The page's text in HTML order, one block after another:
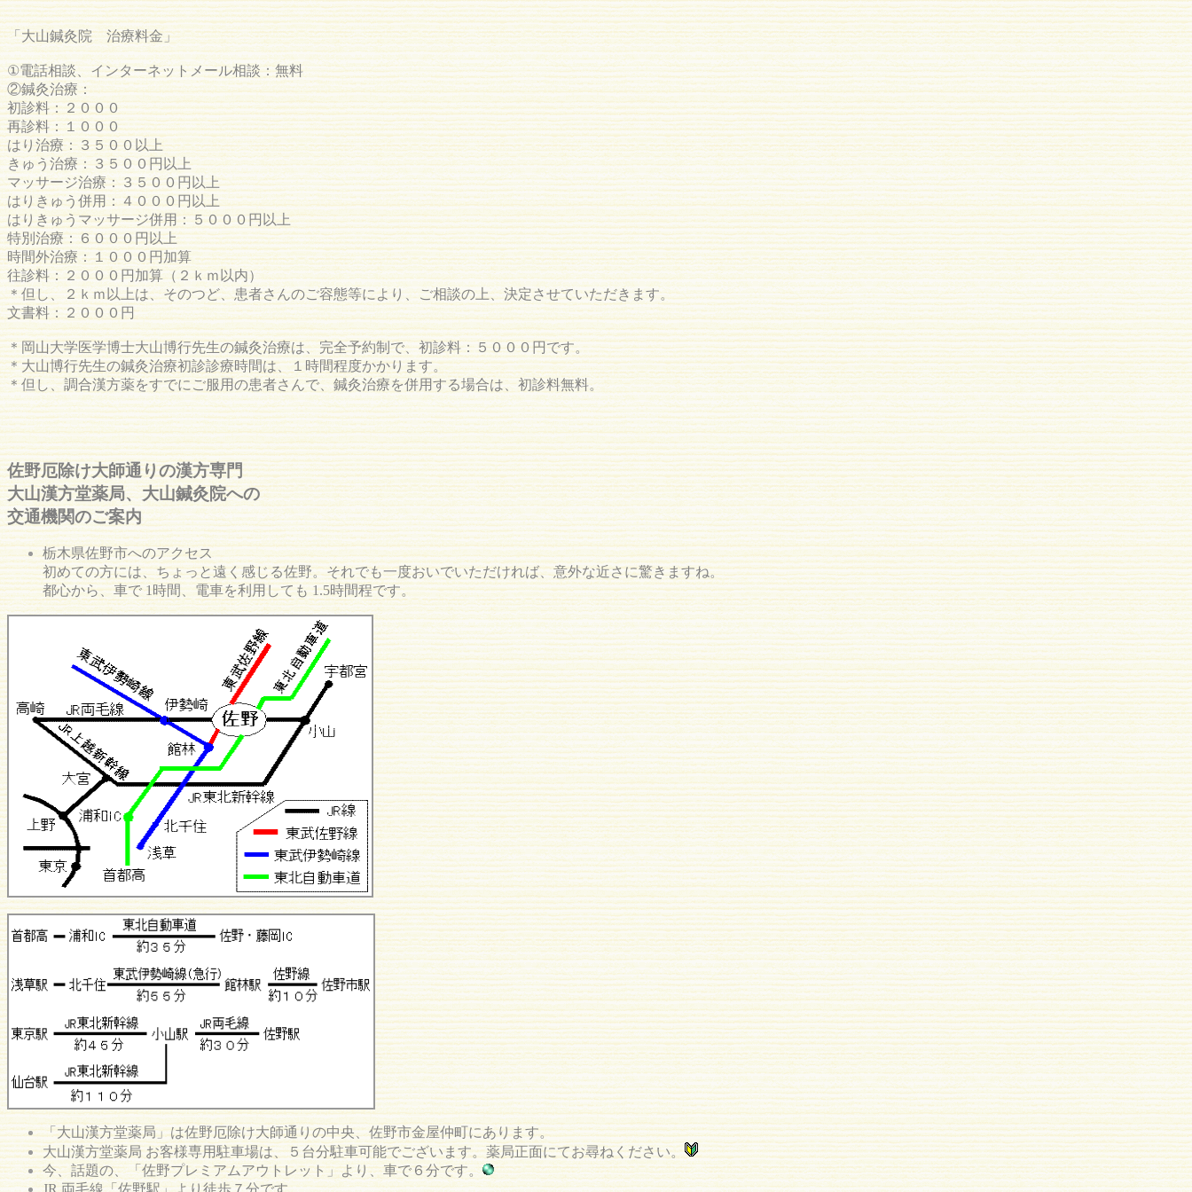
「大山鍼灸院 治療料金」
①電話相談、インターネットメール相談：無料
②鍼灸治療：
初診料：２０００
再診料：１０００
はり治療：３５００以上
きゅう治療：３５００円以上
マッサージ治療：３５００円以上
はりきゅう併用：４０００円以上
はりきゅうマッサージ併用：５０００円以上
特別治療：６０００円以上
時間外治療：１０００円加算
往診料：２０００円加算（２ｋｍ以内）
＊但し、２ｋｍ以上は、そのつど、患者さんのご容態等により、ご相談の上、決定させていただきます。
文書料：２０００円
＊岡山大学医学博士大山博行先生の鍼灸治療は、完全予約制で、初診料：５０００円です。
＊大山博行先生の鍼灸治療初診診療時間は、１時間程度かかります。
＊但し、調合漢方薬をすでにご服用の患者さんで、鍼灸治療を併用する場合は、初診料無料。
佐野厄除け大師通りの漢方専門
大山漢方堂薬局、大山鍼灸院への
交通機関のご案内
栃木県佐野市へのアクセス
初めての方には、ちょっと遠く感じる佐野。それでも一度おいでいただければ、意外な近さに驚きますね。
都心から、車で 1時間、電車を利用しても 1.5時間程です。
「大山漢方堂薬局」は佐野厄除け大師通りの中央、佐野市金屋仲町にあります。
大山漢方堂薬局 お客様専用駐車場は、５台分駐車可能でございます。薬局正面にてお尋ねください。
今、話題の、「佐野プレミアムアウトレット」より、車で６分です。